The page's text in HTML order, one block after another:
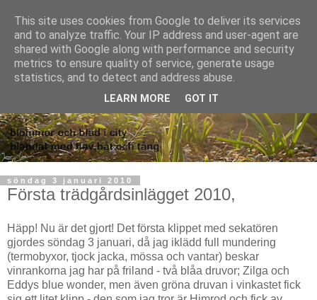
söndag 3 januari 2010
Första trädgårdsinlägget 2010,
Häpp! Nu är det gjort! Det första klippet med sekatören
gjordes söndag 3 januari, då jag iklädd full mundering
(termobyxor, tjock jacka, mössa och vantar) beskar
vinrankorna jag har på friland - två blåa druvor; Zilga och
Eddys blue wonder, men även gröna druvan i vinkastet fick
This site uses cookies from Google to deliver its services
and to analyze traffic. Your IP address and user-agent are
shared with Google along with performance and security
metrics to ensure quality of service, generate usage
statistics, and to detect and address abuse.
LEARN MORE GOT IT